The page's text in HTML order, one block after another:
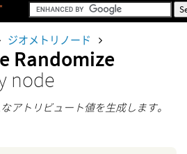
ジオメトリノード
Randomize
node
アトリビュート値を生成します。